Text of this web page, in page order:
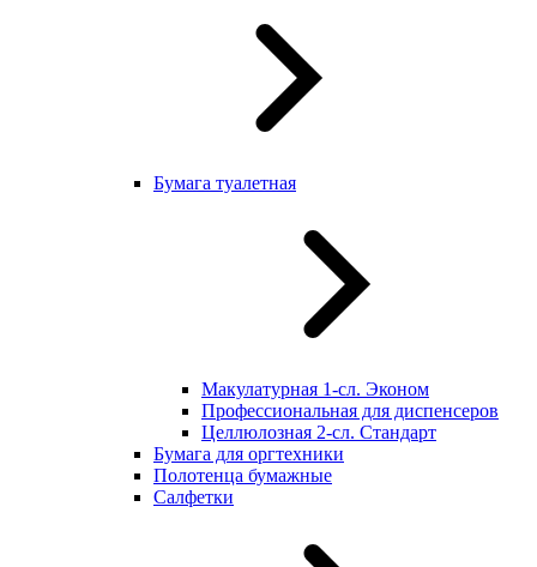
Бумага туалетная
Макулатурная 1-сл. Эконом
Профессиональная для диспенсеров
Целлюлозная 2-сл. Стандарт
Бумага для оргтехники
Полотенца бумажные
Салфетки